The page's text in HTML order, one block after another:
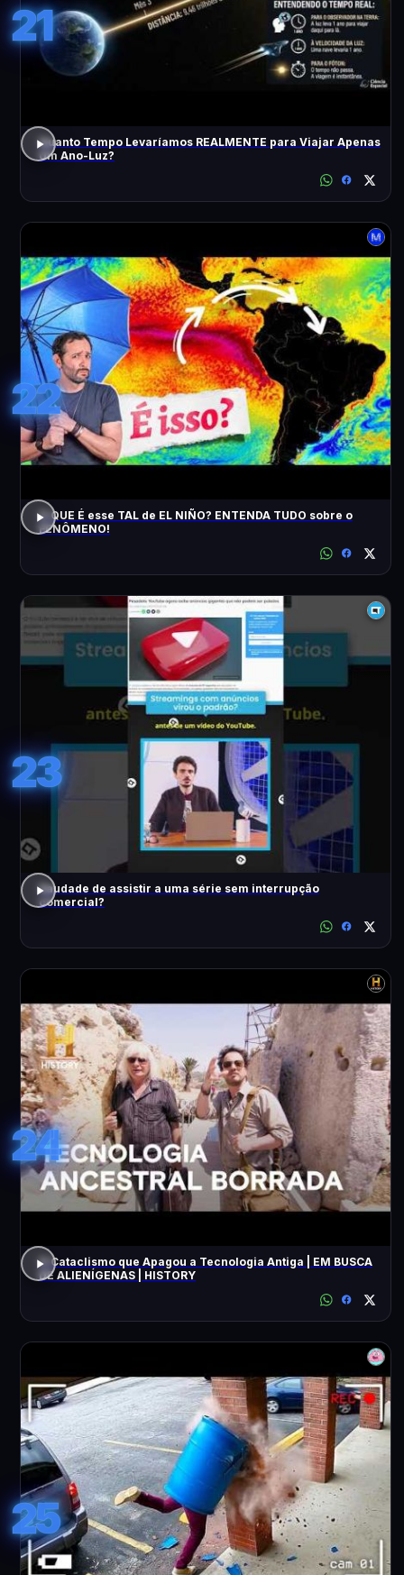
21
Quanto Tempo Levaríamos REALMENTE para Viajar Apenas
Um Ano-Luz?
22
O QUE É esse TAL de EL NIÑO? ENTENDA TUDO sobre o
FENÔMENO!
23
Saudade de assistir a uma série sem interrupção
comercial?
24
O Cataclismo que Apagou a Tecnologia Antiga | EM BUSCA
DE ALIENÍGENAS | HISTORY
25